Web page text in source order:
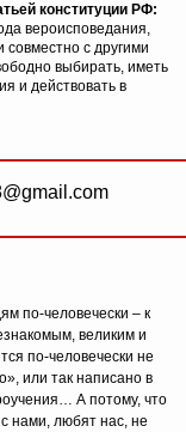
конституции РФ:
вероисповедания,
с другими
выбирать, иметь
и действовать в
по-человечески – к
великим и
по-человечески не
или так написано в
А потому, что
нами, любят нас, не